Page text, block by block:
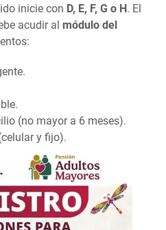
inicie con D, E, F, G o H . El
acudir al módulo del
(no mayor a 6 meses).
y fijo).